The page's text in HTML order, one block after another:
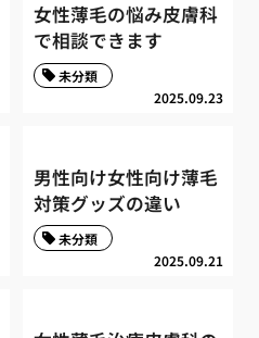
女性薄毛の悩み皮膚科
で相談できます
2025.09.23
未分類
男性向け女性向け薄毛
対策グッズの違い
2025.09.21
未分類